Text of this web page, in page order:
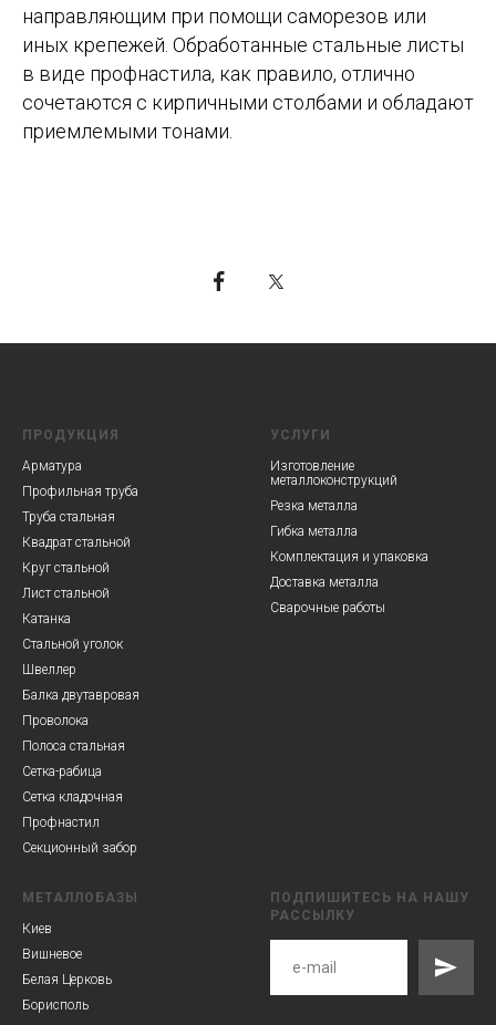
направляющим при помощи саморезов или
иных крепежей. Обработанные стальные листы
в виде профнастила, как правило, отлично
сочетаются с кирпичными столбами и обладают
приемлемыми тонами.
ПРОДУКЦИЯ
Арматура
Профильная труба
Труба стальная
Квадрат стальной
Круг стальной
Лист стальной
Катанка
Стальной уголок
Швеллер
Балка двутавровая
Проволока
Полоса стальная
Сетка-рабица
Сетка кладочная
Профнастил
Секционный забор
УСЛУГИ
Изготовление
металлоконструкций
Резка металла
Гибка металла
Комплектация и упаковка
Доставка металла
Сварочные работы
МЕТАЛЛОБАЗЫ
Киев
Вишневое
Белая Церковь
Борисполь
ПОДПИШИТЕСЬ НА НАШУ
РАССЫЛКУ